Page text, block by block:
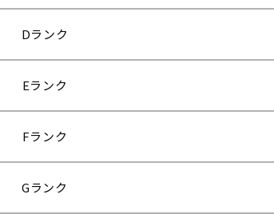
Dランク
Eランク
Fランク
Gランク